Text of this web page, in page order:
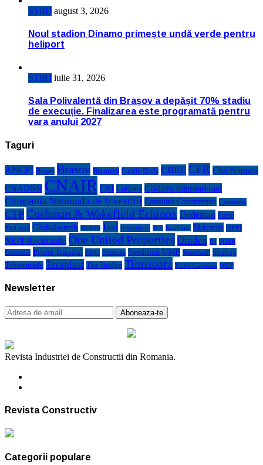
STIRI august 3, 2026
Noul stadion Dinamo primește undă verde pentru
heliport
STIRI iulie 31, 2026
Sala Polivalentă din Brașov a depășit 70% stadiu
de execuție. Finalizarea este programată pentru
vara anului 2027
Taguri
ANCPI Bogart Brasov Bucuresti Catalin Drula CBRE CFR Cluj Napoca
CNADNR CNAIR CNI Colliers Colliers International
Compania Nationala de Investitii Consiliul Concurentei Constanta
CTP Cushman & Wakefield Echinox Dedeman Forte
Partners Globalworth Holcim Iasi investitie JLL Kaufland Metrorex NEPI
NEPI Rockcastle One United Properties Oradea P3 PORR
Construct Prime Kapital Sibiu Skanska Spedition UMB Speedwell Strabag
Tehnostrade Teraplast The Bridge Timisoara Victor Căpitanu WDP
Newsletter
Revista Industriei de Constructii din Romania.
Revista Constructiv
Categorii populare